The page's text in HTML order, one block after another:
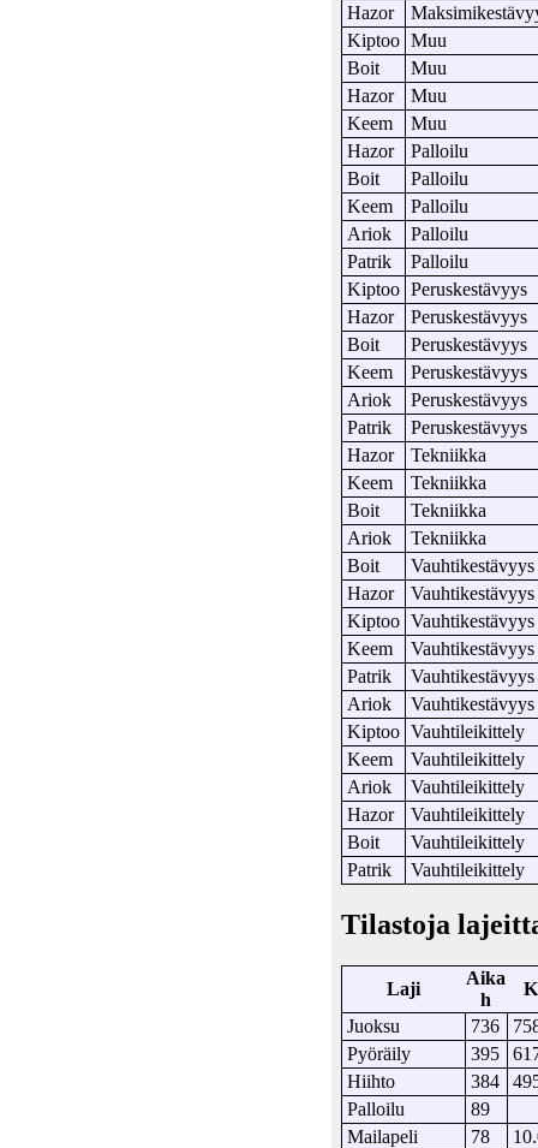
Hazor
Kiptoo Muu
Boit
Muu
Hazor
Muu
Keem
Muu
Hazor
Palloilu
Boit
Palloilu
Keem
Palloilu
Ariok
Palloilu
Patrik
Palloilu
Kiptoo Peruskestävyys
Hazor
Peruskestävyys
Boit
Peruskestävyys
Keem
Peruskestävyys
Ariok
Peruskestävyys
Patrik
Peruskestävyys
Hazor
Tekniikka
Keem
Tekniikka
Boit
Tekniikka
Ariok
Tekniikka
Boit
Vauhtikestävyys
Hazor
Vauhtikestävyys
Kiptoo Vauhtikestävyys
Keem
Vauhtikestävyys
Patrik
Vauhtikestävyys
Ariok
Vauhtikestävyys
Kiptoo Vauhtileikittely
Keem
Vauhtileikittely
Ariok
Vauhtileikittely
Hazor
Vauhtileikittely
Boit
Vauhtileikittely
Patrik
Vauhtileikittely
Tilastoja
Laji
Aika
h
Juoksu
736
Pyöräily
395
Hiihto
384
Palloilu
89
Mailapeli
78